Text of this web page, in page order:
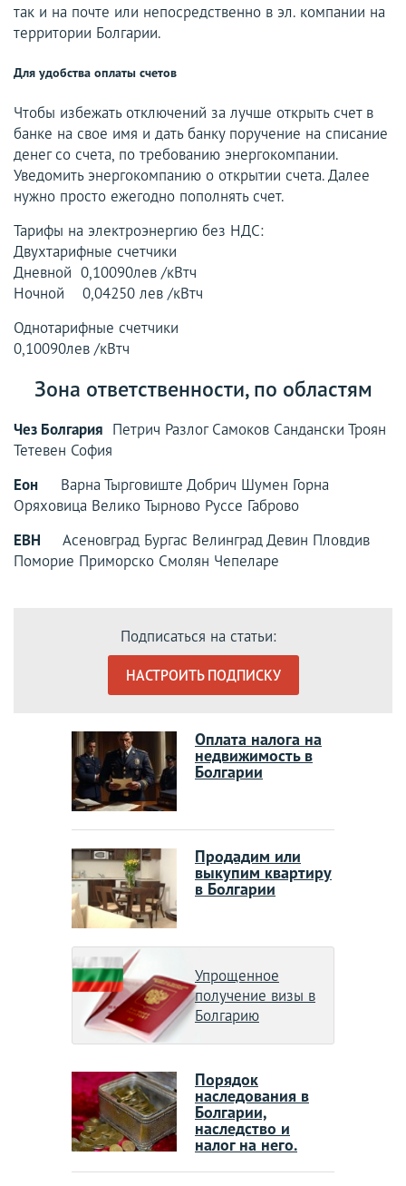
так и на почте или непосредственно в эл. компании на
территории Болгарии.
Для удобства оплаты счетов
Чтобы избежать отключений за лучше открыть счет в
банке на свое имя и дать банку поручение на списание
денег со счета, по требованию энергокомпании.
Уведомить энергокомпанию о открытии счета. Далее
нужно просто ежегодно пополнять счет.
Тарифы на электроэнергию без НДС:
Двухтарифные счетчики
Дневной 0,10090лев /кВтч
Ночной 0,04250 лев /кВтч
Однотарифные счетчики
0,10090лев /кВтч
Зона ответственности, по областям
Чез Болгария Петрич Разлог Самоков Сандански Троян
Тетевен София
Еон Варна Тырговиште Добрич Шумен Горна
Оряховица Велико Тырново Руссе Габрово
ЕВН Асеновград Бургас Велинград Девин Пловдив
Поморие Приморско Смолян Чепеларе
Подписаться на статьи:
НАСТРОИТЬ ПОДПИСКУ
Оплата налога на
недвижимость в
Болгарии
Продадим или
выкупим квартиру
в Болгарии
Упрощенное
получение визы в
Болгарию
Порядок
наследования в
Болгарии,
наследство и
налог на него.